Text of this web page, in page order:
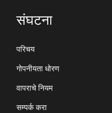
संघटना
परिचय
गोपनीयता धोरण
वापराचे नियम
सम्पर्क करा